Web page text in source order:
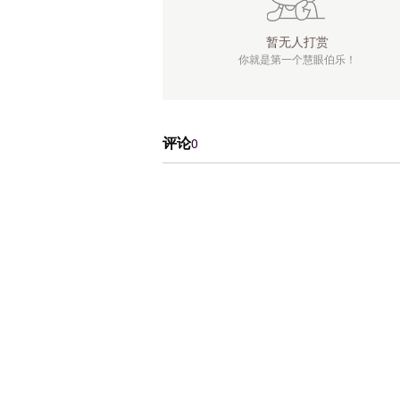
暂无人打赏
你就是第一个慧眼伯乐！
评论0